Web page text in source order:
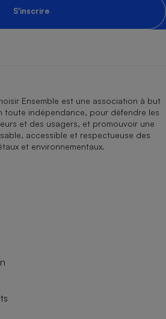
S'inscrire
Ensemble est une association à but
toute indépendance, pour défendre les
et des usagers, et promouvoir une
accessible et respectueuse des
et environnementaux.